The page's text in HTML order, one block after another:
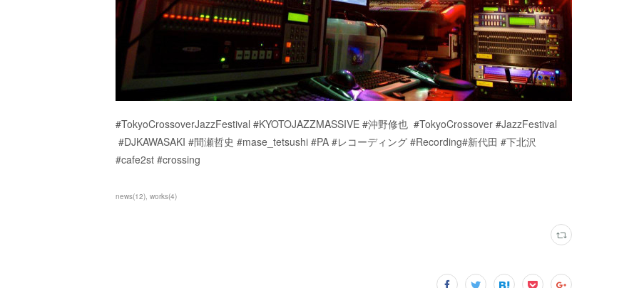
#TokyoCrossoverJazzFestival #KYOTOJAZZMASSIVE #沖野修也 #TokyoCrossover #JazzFestival
#DJKAWASAKI #間瀬哲史 #mase_tetsushi #PA #レコーディング #Recording#新代田 #下北沢
#cafe2st #crossing
news(12) works(4)